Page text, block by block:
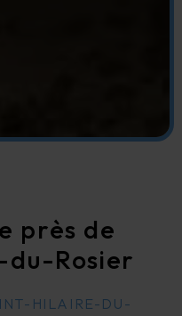
près de
Rosier
HILAIRE-DU-